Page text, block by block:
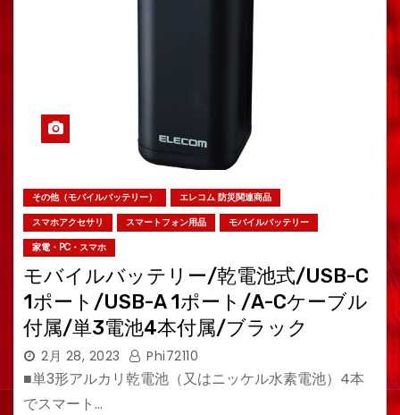
その他（モバイルバッテリー）
エレコム 防災関連商品
スマホアクセサリ
スマートフォン用品
モバイルバッテリー
家電・PC・スマホ
モバイルバッテリー/乾電池式/USB-C
1ポート/USB-A 1ポート/A-Cケーブル
付属/単3電池4本付属/ブラック
2月 28, 2023 Phi72110
■単3形アルカリ乾電池（又はニッケル水素電池）4本
でスマート…